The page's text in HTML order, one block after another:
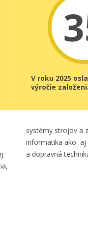
V roku 2025
výročie
systémy strojov a
informatika ako aj
a dopravná